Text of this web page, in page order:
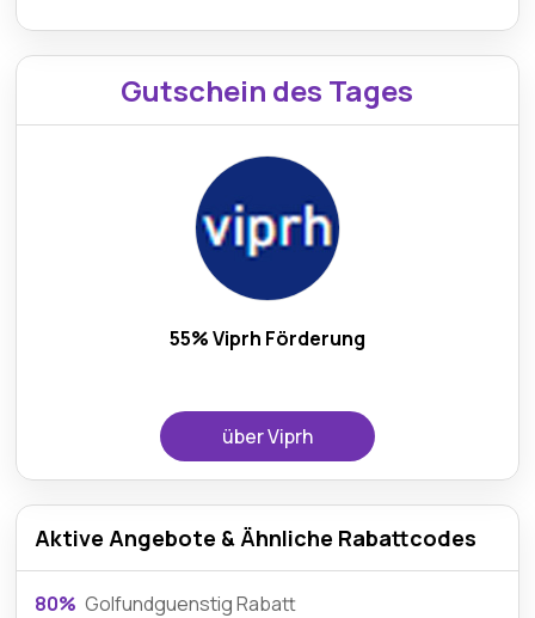
Gutschein des Tages
55% Viprh Förderung
über Viprh
Aktive Angebote & Ähnliche Rabattcodes
80% Golfundguenstig Rabatt